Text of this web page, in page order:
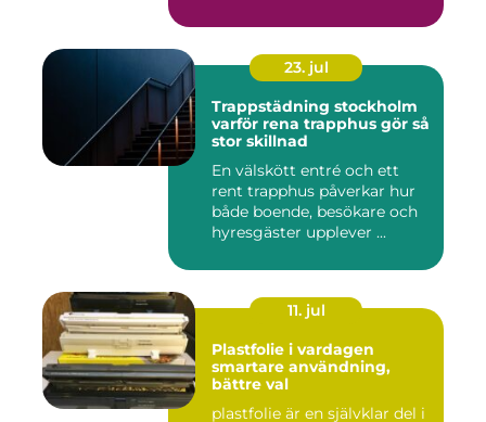
23. jul
Trappstädning stockholm
varför rena trapphus gör så
stor skillnad
En välskött entré och ett
rent trapphus påverkar hur
både boende, besökare och
hyresgäster upplever ...
11. jul
Plastfolie i vardagen
smartare användning,
bättre val
plastfolie är en självklar del i